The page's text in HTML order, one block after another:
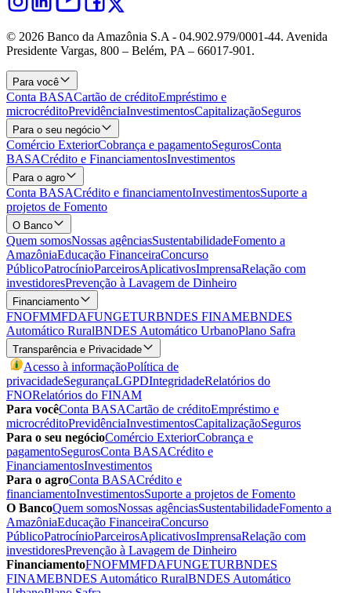
© 2026 Banco da Amazônia S.A - 04.902.979/0001‐44. Avenida
Presidente Vargas, 800 – Belém, PA – 66017-901.
Para você
Conta BASACartão de créditoEmpréstimo e
microcréditoPrevidênciaInvestimentosCapitalizaçãoSeguros
Para o seu negócio
Comércio ExteriorCobrança e pagamentoSegurosConta
BASACrédito e FinanciamentosInvestimentos
Para o agro
Conta BASACrédito e financiamentoInvestimentosSuporte a
projetos de Fomento
O Banco
Quem somosNossas agênciasSustentabilidadeFomento a
AmazôniaEducação FinanceiraConcurso
PúblicoPatrocínioParceirosAplicativosImprensaRelação com
investidoresPrevenção à Lavagem de Dinheiro
Financiamento
FNOFMMFDAFUNGETURBNDES FINAMEBNDES
Automático RuralBNDES Automático UrbanoPlano Safra
Transparência e Privacidade
Acesso à informaçãoPolítica de
privacidadeSegurançaLGPDIntegridadeRelatórios do
FNORelatórios do FINAM
Para vocêConta BASACartão de créditoEmpréstimo e
microcréditoPrevidênciaInvestimentosCapitalizaçãoSeguros
Para o seu negócioComércio ExteriorCobrança e
pagamentoSegurosConta BASACrédito e
FinanciamentosInvestimentos
Para o agroConta BASACrédito e
financiamentoInvestimentosSuporte a projetos de Fomento
O BancoQuem somosNossas agênciasSustentabilidadeFomento a
AmazôniaEducação FinanceiraConcurso
PúblicoPatrocínioParceirosAplicativosImprensaRelação com
investidoresPrevenção à Lavagem de Dinheiro
FinanciamentoFNOFMMFDAFUNGETURBNDES
FINAMEBNDES Automático RuralBNDES Automático